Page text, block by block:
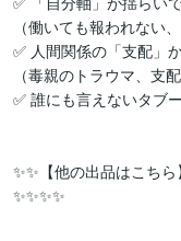
（働いても報われない
✅ 人間関係の「支配」
（毒親のトラウマ、支
✅ 誰にも言えないタブ
✨✨【他の出品はこちら
✨✨✨✨